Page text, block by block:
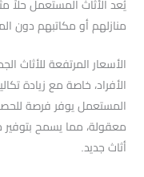
يُعد الأثاث المستعمل حلاً
منازلهم أو مكاتبهم دون
الأسعار المرتفعة للأثاث
الأفراد، خاصة مع زيادة
المستعمل يوفر فرصة
معقولة، مما يسمح
أثاث جديد.